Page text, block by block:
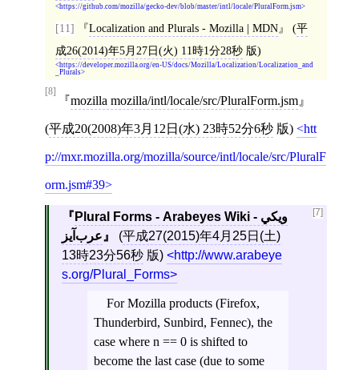
https://github.com/mozilla/gecko-dev/blob/master/intl/locale/PluralForm.jsm
[11] Localization and Plurals - Mozilla | MDN (平
成26(2014)年5月27日(火) 11時1分28秒版)
https://developer.mozilla.org/en-US/docs/Mozilla/Localization/Localization_and
_Plurals
[8]
mozilla mozilla/intl/locale/src/PluralForm.jsm
(平成20(2008)年3月12日(水) 23時52分6秒 版) htt
p://mxr.mozilla.org/mozilla/source/intl/locale/src/PluralF
orm.jsm#39
[7]
Plural Forms - Arabeyes Wiki - ويكي
عرب‌آيز
(平成27(2015)年4月25日(土)
13時23分56秒版)
http://www.arabeye
s.org/Plural_Forms
For Mozilla products (Firefox,
Thunderbird, Sunbird, Fennec), the
case where n == 0 is shifted to
become the last case (due to some